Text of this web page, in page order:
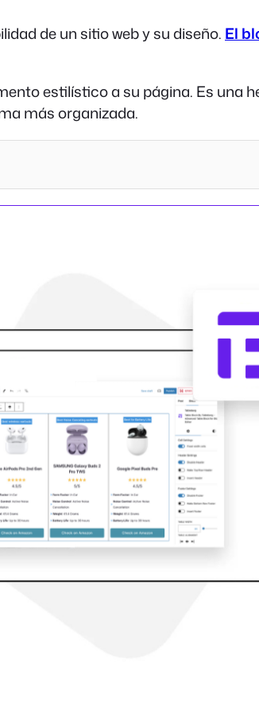
de un sitio web y su diseño. El
estilístico a su página. Es una
más organizada.